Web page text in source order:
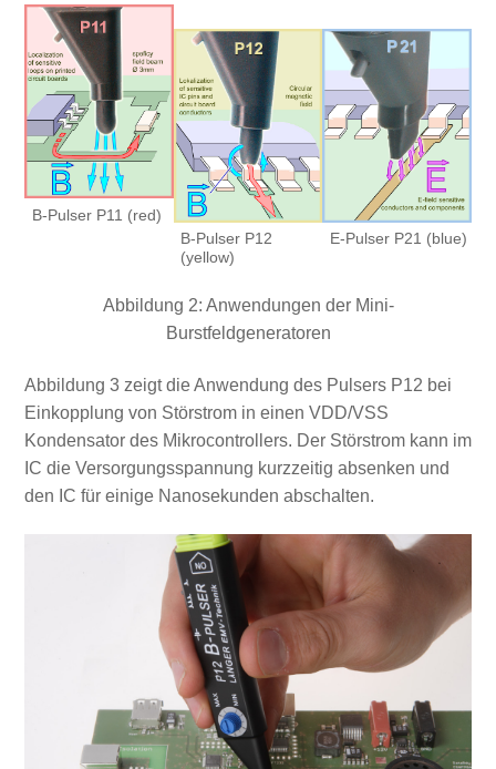
B-Pulser P11 (red)
B-Pulser P12
(yellow)
E-Pulser P21 (blue)
Abbildung 2: Anwendungen der Mini-
Burstfeldgeneratoren
Abbildung 3 zeigt die Anwendung des Pulsers P12 bei
Einkopplung von Störstrom in einen VDD/VSS
Kondensator des Mikrocontrollers. Der Störstrom kann im
IC die Versorgungsspannung kurzzeitig absenken und
den IC für einige Nanosekunden abschalten.